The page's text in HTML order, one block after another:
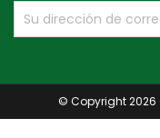
© Copyright 2026